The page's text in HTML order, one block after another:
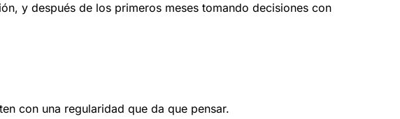
y después de los primeros meses tomando decisiones con
con una regularidad que da que pensar.